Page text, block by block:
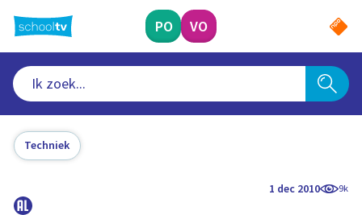
naar
hoofdinhoud
PO VO
Techniek
1 dec 2010 9k